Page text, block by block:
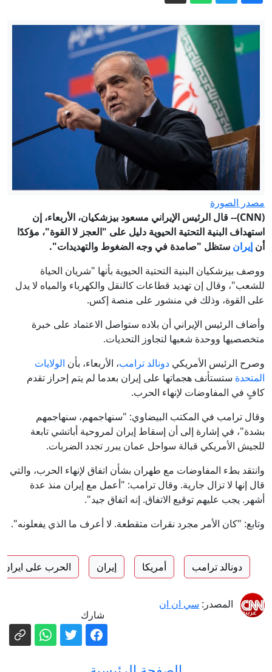
البنك المركزي الأوكراني يكشف عن رقم
تمويل خارجي ضخم تلقته كييف منذ 2022
محكمة أبوظبي الاتحادية الاستئنافية تؤجل
أغسطس
فيديو ردة فعل ترامب لطفل ركض على
المنصة وما قاله عن بايدن يلقى رواجا
إيران.. غارات إسرائيلية جنوبي لبنان وترقب
لاتفاق بشأن هرمز
رفضتا ترديد النشيد.. الجنسية الأسترالية
مصدر الصورة
(CNN)-- قال الرئيس الإيراني مسعود بيزشكيان، الأربعاء، إن
استهداف البنية التحتية الحيوية دليل على "العجز لا القوة"، مؤكدًا
أن إيران ستظل "صامدة في وجه الضغوط والتهديدات".
ووصف بيزشكيان البنية التحتية الحيوية بأنها "شريان الحياة
للشعب"، وقال إن تهديد قطاعات كالنقل والكهرباء والمياه لا يدل
على القوة، وذلك في منشور على منصة إكس.
وأضاف الرئيس الإيراني أن بلاده ستواصل الاعتماد على خبرة
متخصصيها ووحدة شعبها لتجاوز التحديات.
وصرح الرئيس الأمريكي دونالد ترامب، الأربعاء، بأن الولايات
المتحدة ستستأنف هجماتها على إيران بعدما لم يتم إحراز تقدم
كافٍ في المفاوضات لإنهاء الحرب.
وقال ترامب في المكتب البيضاوي: "سنهاجمهم، سنهاجمهم
بشدة"، في إشارة إلى أن إسقاط إيران لمروحية أباتشي تابعة
للجيش الأمريكي قبالة سواحل عمان يبرر تجدد الضربات.
وانتقد بطء المفاوضات مع طهران بشأن اتفاق لإنهاء الحرب، والتي
قال إنها لا تزال جارية. وقال ترامب: "أعمل مع إيران منذ عدة
أشهر. يجب عليهم توقيع الاتفاق. إنه اتفاق جيد".
وتابع: "كان الأمر مجرد نقرات متقطعة. لا أعرف ما الذي يفعلونه".
دونالد ترامب أمريكا إيران الحرب على ايران
المصدر: سي ان ان
شارك